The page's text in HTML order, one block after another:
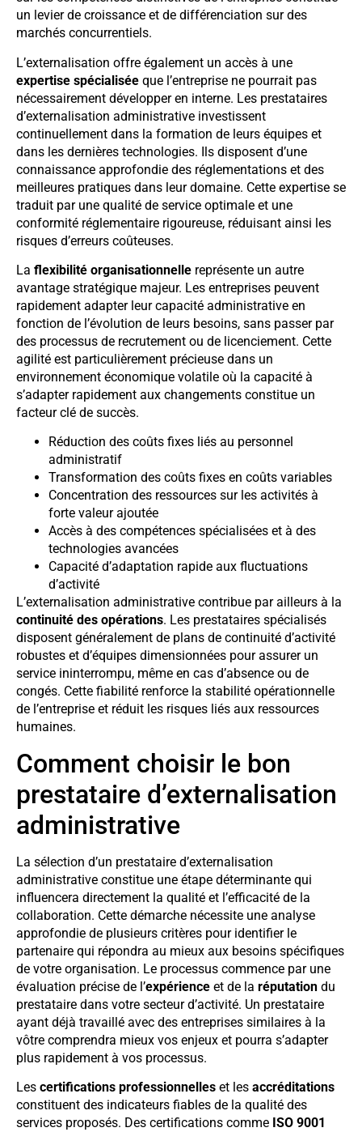
un levier de croissance et de différenciation sur des
marchés concurrentiels.
L’externalisation offre également un accès à une
expertise spécialisée que l’entreprise ne pourrait pas
nécessairement développer en interne. Les prestataires
d’externalisation administrative investissent
continuellement dans la formation de leurs équipes et
dans les dernières technologies. Ils disposent d’une
connaissance approfondie des réglementations et des
meilleures pratiques dans leur domaine. Cette expertise se
traduit par une qualité de service optimale et une
conformité réglementaire rigoureuse, réduisant ainsi les
risques d’erreurs coûteuses.
La flexibilité organisationnelle représente un autre
avantage stratégique majeur. Les entreprises peuvent
rapidement adapter leur capacité administrative en
fonction de l’évolution de leurs besoins, sans passer par
des processus de recrutement ou de licenciement. Cette
agilité est particulièrement précieuse dans un
environnement économique volatile où la capacité à
s’adapter rapidement aux changements constitue un
facteur clé de succès.
Réduction des coûts fixes liés au personnel
administratif
Transformation des coûts fixes en coûts variables
Concentration des ressources sur les activités à
forte valeur ajoutée
Accès à des compétences spécialisées et à des
technologies avancées
Capacité d’adaptation rapide aux fluctuations
d’activité
L’externalisation administrative contribue par ailleurs à la
continuité des opérations. Les prestataires spécialisés
disposent généralement de plans de continuité d’activité
robustes et d’équipes dimensionnées pour assurer un
service ininterrompu, même en cas d’absence ou de
congés. Cette fiabilité renforce la stabilité opérationnelle
de l’entreprise et réduit les risques liés aux ressources
humaines.
Comment choisir le bon
prestataire d’externalisation
administrative
La sélection d’un prestataire d’externalisation
administrative constitue une étape déterminante qui
influencera directement la qualité et l’efficacité de la
collaboration. Cette démarche nécessite une analyse
approfondie de plusieurs critères pour identifier le
partenaire qui répondra au mieux aux besoins spécifiques
de votre organisation. Le processus commence par une
évaluation précise de l’expérience et de la réputation du
prestataire dans votre secteur d’activité. Un prestataire
ayant déjà travaillé avec des entreprises similaires à la
vôtre comprendra mieux vos enjeux et pourra s’adapter
plus rapidement à vos processus.
Les certifications professionnelles et les accréditations
constituent des indicateurs fiables de la qualité des
services proposés. Des certifications comme ISO 9001